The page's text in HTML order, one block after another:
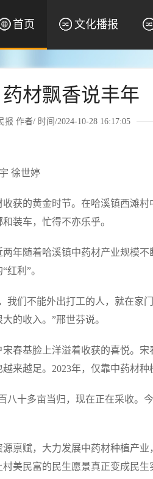
首页 文化播报
材飘香说丰年
报 作者/ 时间/2024-10-28 16:17:05
徐世婷
获的黄金时节。在哈溪镇西滩
装车，忙得不亦乐乎。
年随着哈溪镇中药材产业规模
红利”。
我们不能外出打工的人，就在家
的收入。”邢世芬说。
春基脸上洋溢着收获的喜悦。
来越足。2023年，仅靠中药材种
八十多亩当归，现在正在采收。
赋，大力发展中药材种植产业
美民富的民生愿景真正变成民生